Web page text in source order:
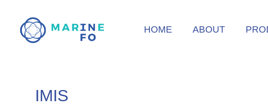
main
HOME ABOUT
IMIS